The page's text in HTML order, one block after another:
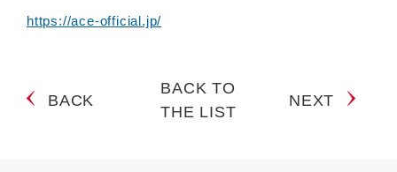
https://ace-official.jp/
BACK
BACK TO
THE LIST
NEXT